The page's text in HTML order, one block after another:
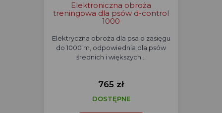
Elektroniczna obroża
treningowa dla psów d-control
1000
Elektryczna obroża dla psa o zasięgu
do 1000 m, odpowiednia dla psów
średnich i większych…
765 zł
DOSTĘPNE